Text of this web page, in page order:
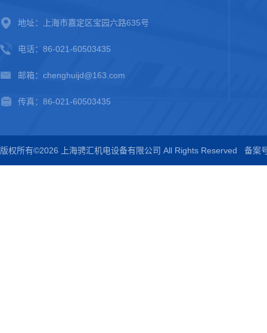
地址：上海市嘉定区宝园六路635号
电话：86-021-60503435
邮箱：chenghuijd@163.com
传真：86-021-60503435
版权所有©2026 上海骋汇机电设备有限公司 All Rights Reserved 备案